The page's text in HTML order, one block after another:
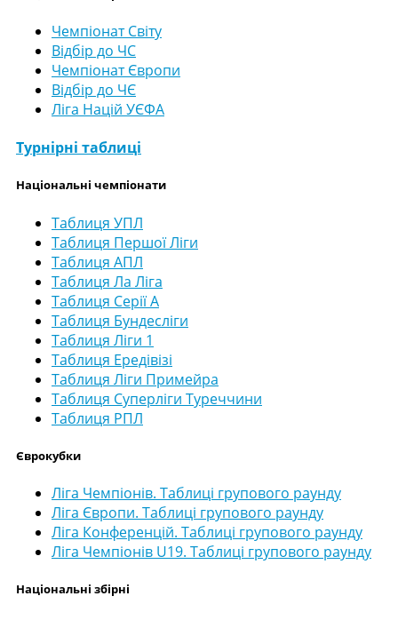
Чемпіонат Світу
Відбір до ЧС
Чемпіонат Європи
Відбір до ЧЄ
Ліга Націй УЄФА
Турнірні таблиці
Національні чемпіонати
Таблиця УПЛ
Таблиця Першої Ліги
Таблиця АПЛ
Таблиця Ла Ліга
Таблиця Серії А
Таблиця Бундесліги
Таблиця Ліги 1
Таблиця Ередівізі
Таблиця Ліги Примейра
Таблиця Суперліги Туреччини
Таблиця РПЛ
Єврокубки
Ліга Чемпіонів. Таблиці групового раунду
Ліга Європи. Таблиці групового раунду
Ліга Конференцій. Таблиці групового раунду
Ліга Чемпіонів U19. Таблиці групового раунду
Національні збірні